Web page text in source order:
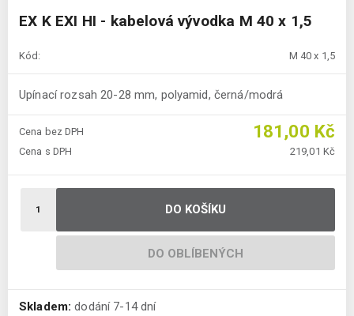
EX K EXI HI - kabelová vývodka M 40 x 1,5
Kód: M 40 x 1,5
Upínací rozsah 20-28 mm, polyamid, černá/modrá
Cena bez DPH 181,00 Kč
Cena s DPH 219,01 Kč
DO KOŠÍKU
DO OBLÍBENÝCH
Skladem: dodání 7-14 dní